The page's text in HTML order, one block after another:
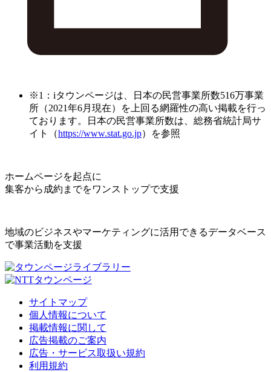
※1：iタウンページは、日本の民営事業所数516万事業
所（2021年6月現在）を上回る網羅性の高い掲載を行っ
ております。日本の民営事業所数は、総務省統計局サ
イト（https://www.stat.go.jp）を参照
ホームページを起点に
集客から成約までをワンストップで支援
地域のビジネスやマーケティングに活用できるデータベース
で事業活動を支援
サイトマップ
個人情報について
掲載情報に関して
広告掲載のご案内
広告・サービス取扱い規約
利用規約